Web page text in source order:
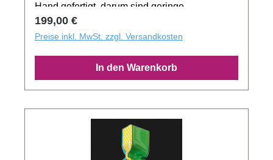
Hand gefertigt, darum sind geringe
Abweichungen in Größe und Form gewollt.
Das Produktbild zeigt nur ein Muster der
Regulärer Preis:
199,00 €
Preise inkl. MwSt. zzgl. Versandkosten
In den Warenkorb